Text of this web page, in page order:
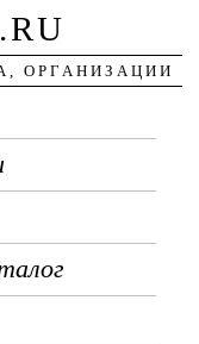
ОРГАНИЗАЦИИ